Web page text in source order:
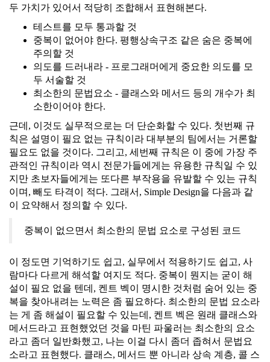
두 가치가 있어서 적당히 조합해서 표현해본다.
테스트를 모두 통과할 것
중복이 없어야 한다. 평행상속구조 같은 숨은 중복에
주의할 것
의도를 드러내라 - 프로그래머에게 중요한 의도를 모
두 서술할 것
최소한의 문법요소 - 클래스와 메서드 등의 개수가 최
소한이어야 한다.
근데, 이것도 실무적으로는 더 단순화할 수 있다. 첫번째 규
칙은 설명이 필요 없는 규칙이라 대부분의 팀에서는 거론할
필요도 없을 것이다. 그리고, 세번째 규칙은 이 중에 가장 주
관적인 규칙이라 역시 전문가들에게는 유용한 규칙일 수 있
지만 초보자들에게는 또다른 부작용을 유발할 수 있는 규칙
이며, 빼도 타격이 적다. 그래서, Simple Design을 다음과 같
이 요약해서 정의할 수 있다.
중복이 없으면서 최소한의 문법 요소로 구성된 코드
이 정도면 기억하기도 쉽고, 실무에서 적용하기도 쉽고, 사
람마다 다르게 해석할 여지도 적다. 중복이 뭔지는 굳이 해
설이 필요 없을 텐데, 켄트 벡이 명시한 것처럼 숨어 있는 중
복을 찾아내려는 노력은 좀 필요하다. 최소한의 문법 요소라
는 게 좀 해설이 필요할 수 있는데, 켄트 벡은 원래 클래스와
메서드라고 표현했었던 것을 마틴 파울러는 최소한의 요소
라고 좀더 일반화했고, 나는 이걸 다시 좀더 좁혀서 문법요
소라고 표현했다. 클래스, 메서드 뿐 아니라 상속 계층, 콜 스